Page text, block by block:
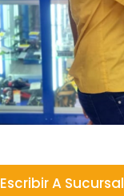
Escribir A Sucursal